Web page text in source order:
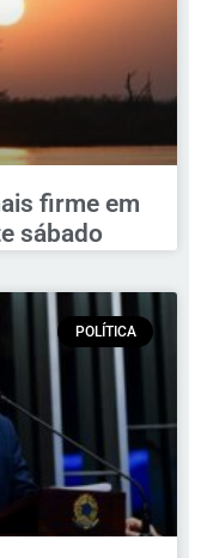
firme em
sábado
POLÍTICA